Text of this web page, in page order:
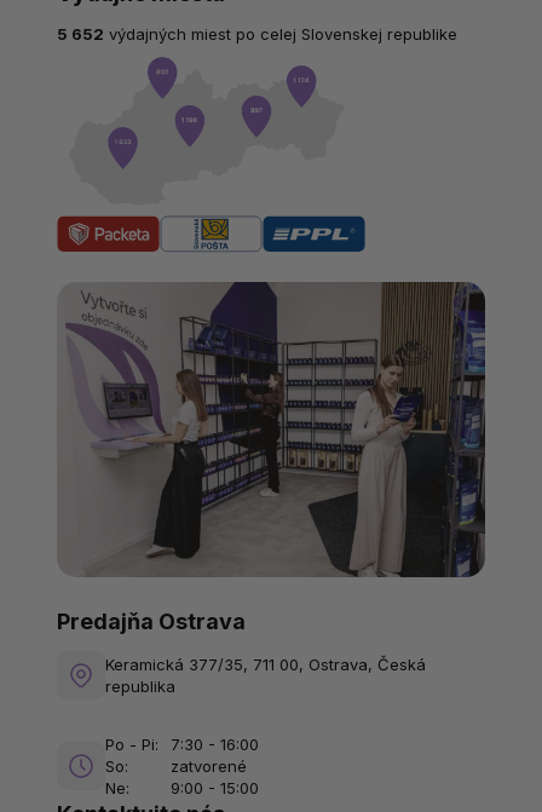
Predajňa Ostrava
Keramická 377/35, 711 00, Ostrava, Česká
republika
Po - Pi:
7:30 - 16:00
So:
zatvorené
Ne:
9:00 - 15:00
5 652 výdajných miest po celej Slovenskej republike